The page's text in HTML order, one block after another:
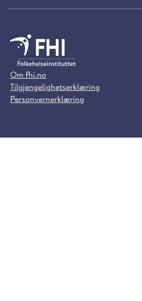
Om fhi.no
Tilgjengelighetserklæring
Personvernerklæring